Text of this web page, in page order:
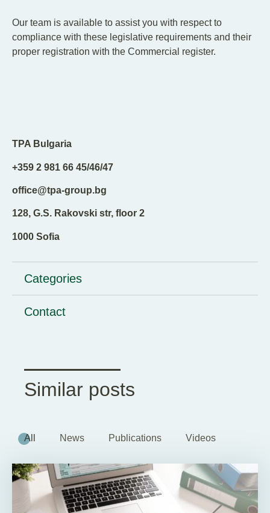
Our team is available to assist you with respect to
compliance with these legislative requirements and their
proper registration with the Commercial register.
TPA Bulgaria
+359 2 981 66 45/46/47
office@tpa-group.bg
128, G.S. Rakovski str, floor 2
1000 Sofia
Categories
Contact
Similar posts
All News Publications Videos